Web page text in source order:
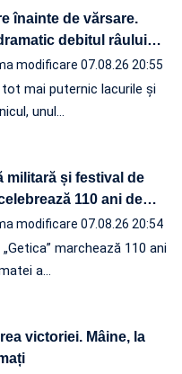
înainte de vărsare.
debitul râului…
modificare 07.08.26 20:55
mai puternic lacurile și
unul…
militară și festival de
110 ani de…
modificare 07.08.26 20:54
marchează 110 ani
a…
victoriei. Mâine, la